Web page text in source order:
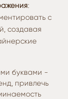
:
с
создавая
буквами -
привлечь